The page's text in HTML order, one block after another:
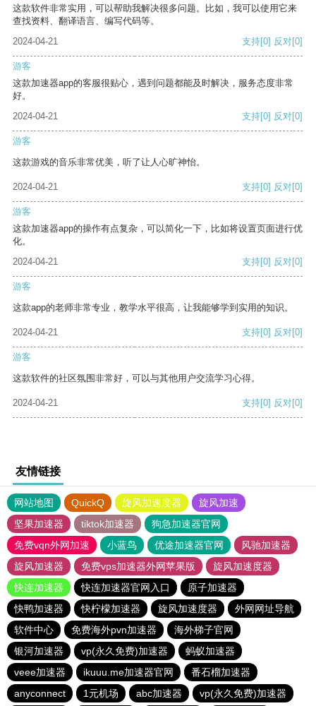
这款软件非常实用，可以帮助我解决很多问题。比如，我可以使用它来
查找资料、翻译语言、编写代码等。
2024-04-21
支持[0] 反对[0]
游客
这款加速器app的客服很贴心，遇到问题都能及时解决，服务态度非常
好。
2024-04-21
支持[0] 反对[0]
游客
这款游戏的音乐非常优美，听了让人心旷神怡。
2024-04-21 支持[0] 反对[0]
游客
这款加速器app的操作有点复杂，可以简化一下，比如将设置页面进行优
化。
2024-04-21
支持[0] 反对[0]
游客
这款app的老师非常专业，教学水平很高，让我能够学到实用的知识。
2024-04-21 支持[0] 反对[0]
游客
这款软件的社区氛围非常好，可以与其他用户交流学习心得。
2024-04-21 支持[0] 反对[0]
友情链接
网站地图 QuickQ 旋风加速度器
旋风加速
坚果加速器
tiktok加速器
狗急加速器官网
免费vqn外网加速
小蓝鸟 优途加速器官网
风驰加速器
旋风加速器
免费vps加速器外网苹果版
旋风加速度器
快连加速器
快连加速器官网入口
原子加速器
快鸭加速器
快柠檬加速器 旋风加速度器
外网网址导航
软件中心
免费海外pvn加速器
海外梯子官网
银河加速器
vp(永久免费)加速器
蚂蚁加速器
veee加速器
ikuuu.me加速器官网
番石榴加速器
anyconnect
1元机场 abc加速器 vp(永久免费)加速器